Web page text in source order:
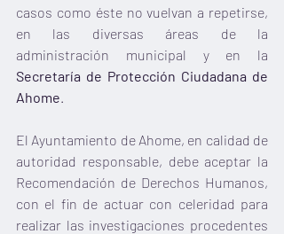
casos como éste no vuelvan a repetirse,
en las diversas áreas de la
Secretaría de Protección Ciudadana de
Ahome
El Ayuntamiento de Ahome, en calidad de
autoridad responsable, debe aceptar la
Recomendación de Derechos Humanos,
con el fin de actuar con celeridad para
realizar las investigaciones procedentes